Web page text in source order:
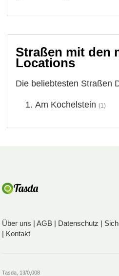
Straßen mit den
Locations
Die beliebtesten Straßen
Am Kochelstein (1)
Über uns |AGB Datenschutz
Kontakt
Tasda, 13/0,008